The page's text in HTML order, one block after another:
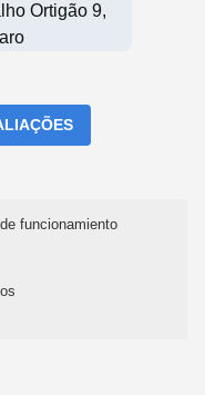
Ortigão 9,
funcionamiento